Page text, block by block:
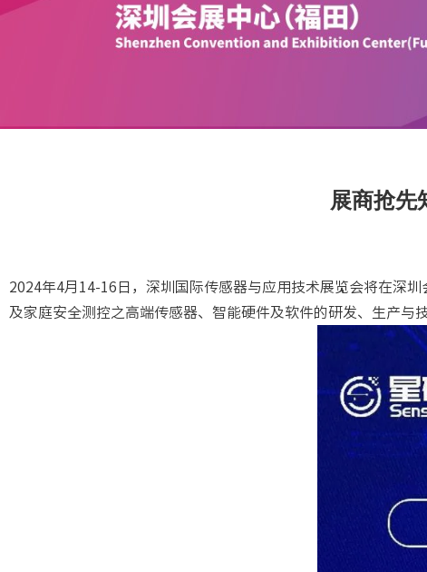
展商抢
2024年4月14-16日，深圳国际传感器与应用技术展览会将在深
及家庭安全测控之高端传感器、智能硬件及软件的研发、生产与